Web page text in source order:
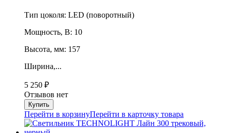
Тип цоколя: LED (поворотный)
Мощность, В: 10
Высота, мм: 157
Ширина,...
5 250 ₽
Отзывов нет
Перейти в корзинуПерейти в карточку товара